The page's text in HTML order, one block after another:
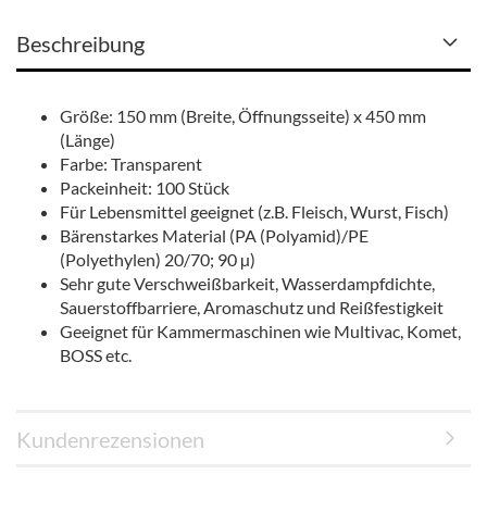
Beschreibung
Größe: 150 mm (Breite, Öffnungsseite) x 450 mm
(Länge)
Farbe: Transparent
Packeinheit: 100 Stück
Für Lebensmittel geeignet (z.B. Fleisch, Wurst, Fisch)
Bärenstarkes Material (PA (Polyamid)/PE
(Polyethylen) 20/70; 90 µ)
Sehr gute Verschweißbarkeit, Wasserdampfdichte,
Sauerstoffbarriere, Aromaschutz und Reißfestigkeit
Geeignet für Kammermaschinen wie Multivac, Komet,
BOSS etc.
Kundenrezensionen